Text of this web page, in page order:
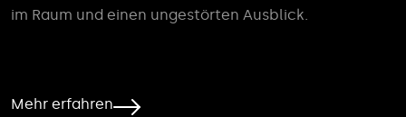
im Raum und einen ungestörten Ausblick.
Mehr erfahren